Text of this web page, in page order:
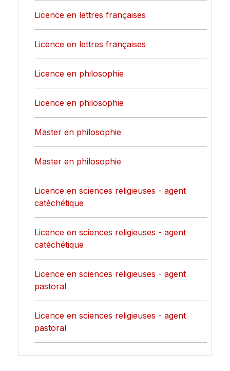
Licence en lettres françaises
Licence en lettres françaises
Licence en philosophie
Licence en philosophie
Master en philosophie
Master en philosophie
Licence en sciences religieuses - agent
catéchétique
Licence en sciences religieuses - agent
catéchétique
Licence en sciences religieuses - agent
pastoral
Licence en sciences religieuses - agent
pastoral